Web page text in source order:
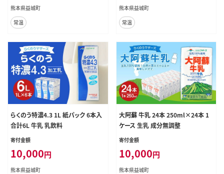
熊本県益城町
常温
熊本県益城町
常温
らくのう特濃4.3 1L 紙パック 6本入
合計6L 牛乳 乳飲料
寄付金額
10,000円
熊本県益城町
大阿蘇 牛乳 24本 250ml×24本 1
ケース 生乳 成分無調整
寄付金額
10,000円
熊本県益城町